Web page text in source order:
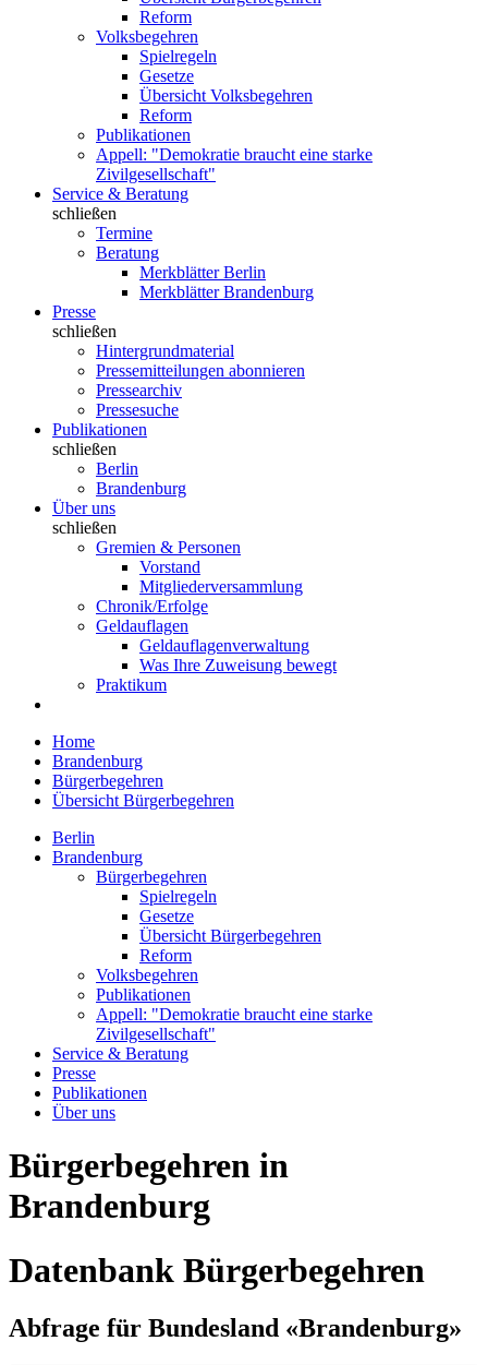
Reform
Volksbegehren
Spielregeln
Gesetze
Übersicht Volksbegehren
Reform
Publikationen
Appell: "Demokratie braucht eine starke
Zivilgesellschaft"
Service & Beratung
schließen
Termine
Beratung
Merkblätter Berlin
Merkblätter Brandenburg
Presse
schließen
Hintergrundmaterial
Pressemitteilungen abonnieren
Pressearchiv
Pressesuche
Publikationen
schließen
Berlin
Brandenburg
Über uns
schließen
Gremien & Personen
Vorstand
Mitgliederversammlung
Chronik/Erfolge
Geldauflagen
Geldauflagenverwaltung
Was Ihre Zuweisung bewegt
Praktikum
Home
Brandenburg
Bürgerbegehren
Übersicht Bürgerbegehren
Berlin
Brandenburg
Bürgerbegehren
Spielregeln
Gesetze
Übersicht Bürgerbegehren
Reform
Volksbegehren
Publikationen
Appell: "Demokratie braucht eine starke
Zivilgesellschaft"
Service & Beratung
Presse
Publikationen
Über uns
Bürgerbegehren in
Brandenburg
Datenbank Bürgerbegehren
Abfrage für Bundesland «Brandenburg»